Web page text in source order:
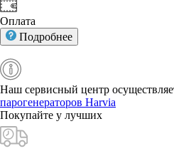
Оплата
Подробнее
Наш сервисный центр
парогенераторов Harvia
Покупайте у лучших